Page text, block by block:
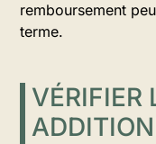
remboursement
terme.
VÉRIFIER